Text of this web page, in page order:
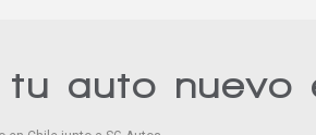
auto nuevo